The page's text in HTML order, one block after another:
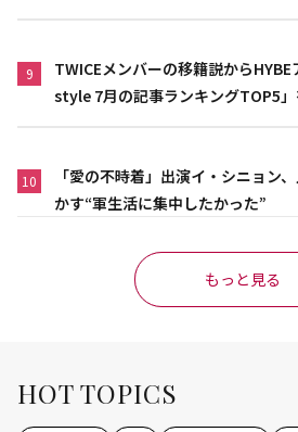
9
TWICEメンバーの移籍説から
style 7月の記事ランキングTOP5
10
「愛の不時着」出演イ・シニョン
かす“軍生活に集中したかった”
もっと見る
HOT TOPICS